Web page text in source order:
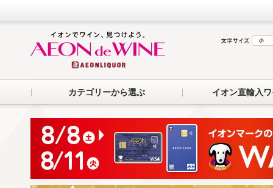
カテゴリーから選ぶ イオン直輸入